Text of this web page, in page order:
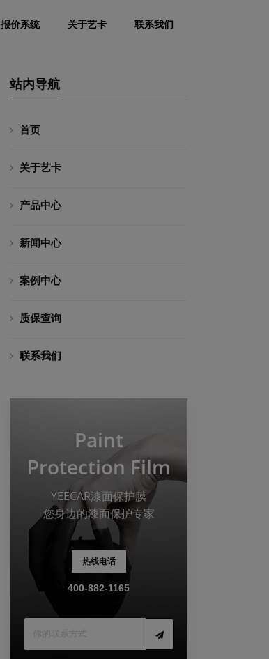
报价系统 关于艺卡 联系我们
站内导航
首页
关于艺卡
产品中心
新闻中心
案例中心
质保查询
联系我们
Paint
Protection Film
YEECAR漆面保护膜
您身边的漆面保护专家
热线电话
400-882-1165